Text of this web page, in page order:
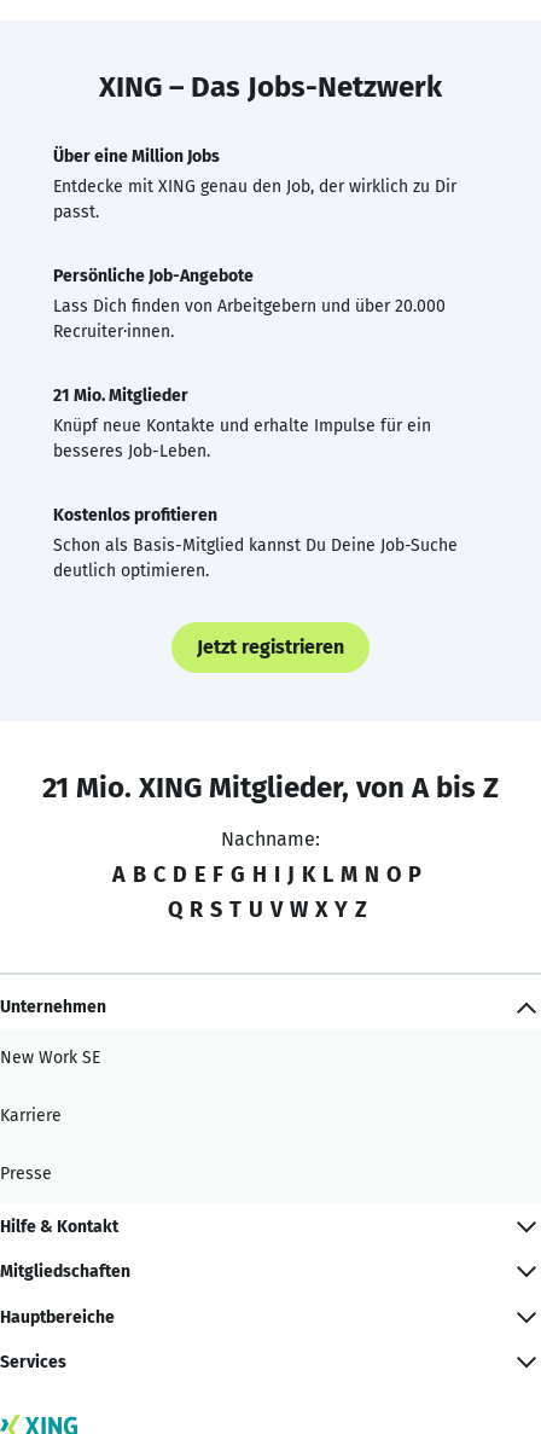
XING – Das Jobs-Netzwerk
Über eine Million Jobs
Entdecke mit XING genau den Job, der wirklich zu Dir
passt.
Persönliche Job-Angebote
Lass Dich finden von Arbeitgebern und über 20.000
Recruiter·innen.
21 Mio. Mitglieder
Knüpf neue Kontakte und erhalte Impulse für ein
besseres Job-Leben.
Kostenlos profitieren
Schon als Basis-Mitglied kannst Du Deine Job-Suche
deutlich optimieren.
Jetzt registrieren
21 Mio. XING Mitglieder, von A bis Z
Nachname:
A B C D E F G H I J K L M N O P
Q R S T U V W X Y Z
Unternehmen
New Work SE
Karriere
Presse
Hilfe & Kontakt
Mitgliedschaften
Hauptbereiche
Services